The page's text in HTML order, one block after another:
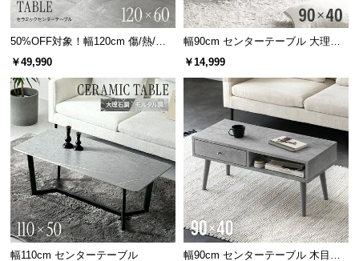
約
に
つ
い
て
お
客
様
サ
ポ
ー
ト
広々使える天板サイズ
四辺がすっきりと広がる天板。雑誌やコップを置いても十分にゆとり
があり、窮屈感がありません。
横幅 奥行き
約90cm 約45cm
50%OFF対象！幅120cm 傷/熱/汚
れに強い セラミック製センターテ
熱
￥49,990
幅90cm センターテーブル 大理石/
モルタル調 天然木脚 収納スペース
￥14,999
幅110cm センターテーブル
幅90cm センターテーブル 木目調/